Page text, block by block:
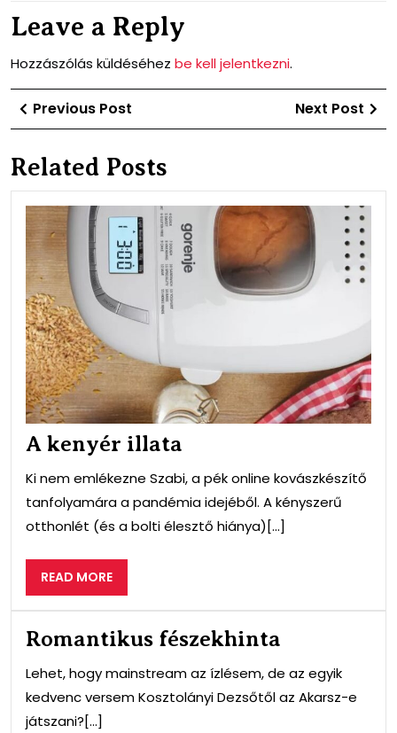
Leave a Reply
Hozzászólás küldéséhez be kell jelentkezni.
Bejegyzés
navigáció
Previous Post
Post
Next Post
Related Posts
A kenyér illata
Ki nem emlékezne Szabi, a pék online kovászkészítő
tanfolyamára a pandémia idejéből. A kényszerű
otthonlét (és a bolti élesztő hiánya)[...]
READ MOREREAD
MORE
Romantikus fészekhinta
Lehet, hogy mainstream az ízlésem, de az egyik
kedvenc versem Kosztolányi Dezsőtől az Akarsz-e
játszani?[...]